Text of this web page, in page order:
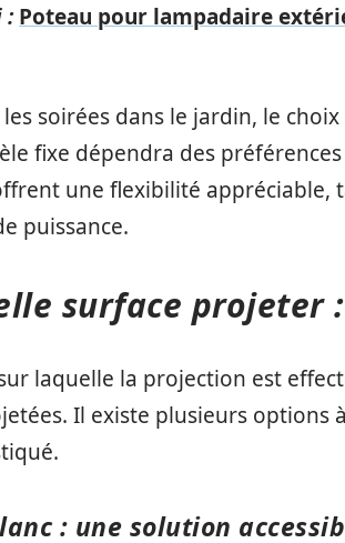
: Poteau pour lampadaire
soirées dans le jardin, le
fixe dépendra des
une flexibilité appréciable,
puissance.
surface projeter
laquelle la projection est
Il existe plusieurs options
: une solution